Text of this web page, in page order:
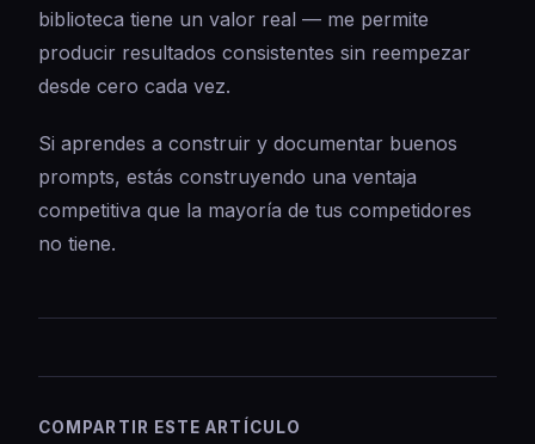
biblioteca tiene un valor real — me permite
producir resultados consistentes sin reempezar
desde cero cada vez.
Si aprendes a construir y documentar buenos
prompts, estás construyendo una ventaja
competitiva que la mayoría de tus competidores
no tiene.
COMPARTIR ESTE ARTÍCULO